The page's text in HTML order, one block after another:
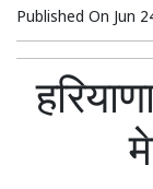
Published On Jun